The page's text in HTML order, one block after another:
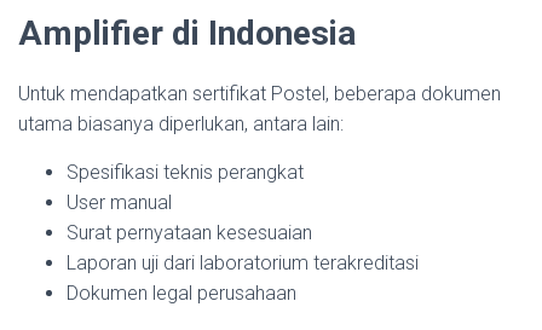
Amplifier di Indonesia
Untuk mendapatkan sertifikat Postel, beberapa dokumen
utama biasanya diperlukan, antara lain:
Spesifikasi teknis perangkat
User manual
Surat pernyataan kesesuaian
Laporan uji dari laboratorium terakreditasi
Dokumen legal perusahaan